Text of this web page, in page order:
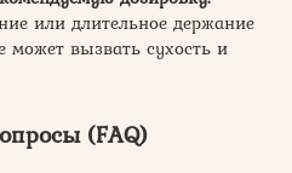
или длительное держание
может вызвать сухость и
(FAQ)